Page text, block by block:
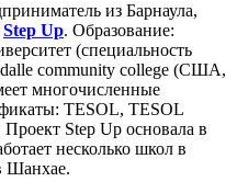
из Барнаула,
Step Up. Образование:
(специальность
community college (США,
многочисленные
TESOL, TESOL
Step Up основала в
несколько школ в
Шанхае.